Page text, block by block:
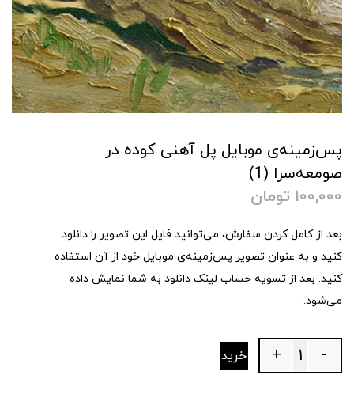
پس‌زمینه‌ی موبایل پل آهنی کوده در
صومعه‌سرا (1)
100,000 تومان
بعد از کامل کردن سفارش، می‌توانید فایل این تصویر را دانلود
کنید و به عنوان تصویر پس‌زمینه‌ی موبایل خود از آن استفاده
کنید. بعد از تسویه حساب لینک دانلود به شما نمایش داده
می‌شود.
Quantity -
+ خرید